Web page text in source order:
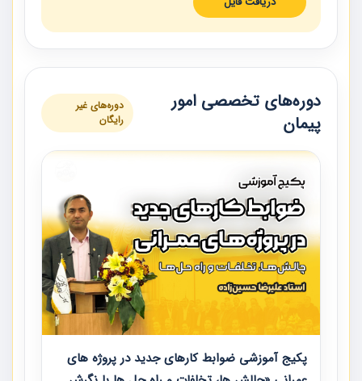
دوره‌های تخصصی امور
پیمان
دوره‌های غیر
رایگان
پکیج آموزشی ضوابط کارهای جدید در پروژه های